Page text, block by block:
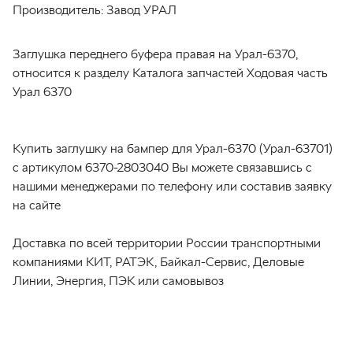
Производитель: Завод УРАЛ
Заглушка переднего буфера правая на Урал-6370,
относится к разделу Каталога запчастей Ходовая часть
Урал 6370
Купить заглушку на бампер для Урал-6370 (Урал-63701)
с артикулом 6370-2803040 Вы можете связавшись с
нашими менеджерами по телефону или составив заявку
на сайте
Доставка по всей территории России транспортными
компаниями КИТ, РАТЭК, Байкал-Сервис, Деловые
Линии, Энергия, ПЭК или самовывоз